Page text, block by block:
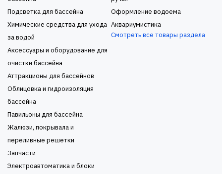
Подсветка для бассейна
Химические средства для ухода
за водой
Аксессуары и оборудование для
очистки бассейна
Аттракционы для бассейнов
Облицовка и гидроизоляция
бассейна
Павильоны для бассейна
Жалюзи, покрывала и
переливные решетки
Запчасти
Электроавтоматика и блоки
Оформление водоема
Аквариумистика
Смотреть все товары раздела